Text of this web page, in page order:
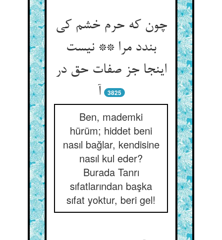
چون که حرم خشم کی
بندد مرا ** نیست
اینجا جز صفات حق در
آ
3825
Ben, mademki
hürüm; hiddet beni
nasıl bağlar, kendisine
nasıl kul eder?
Burada Tanrı
sıfatlarından başka
sıfat yoktur, beri gel!